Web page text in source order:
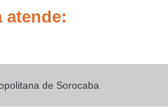
Placas Sinalização
atende:
de Sorocaba